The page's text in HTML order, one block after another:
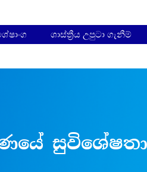
ශාස්ත්‍රීය උපුටා ගැනීම්